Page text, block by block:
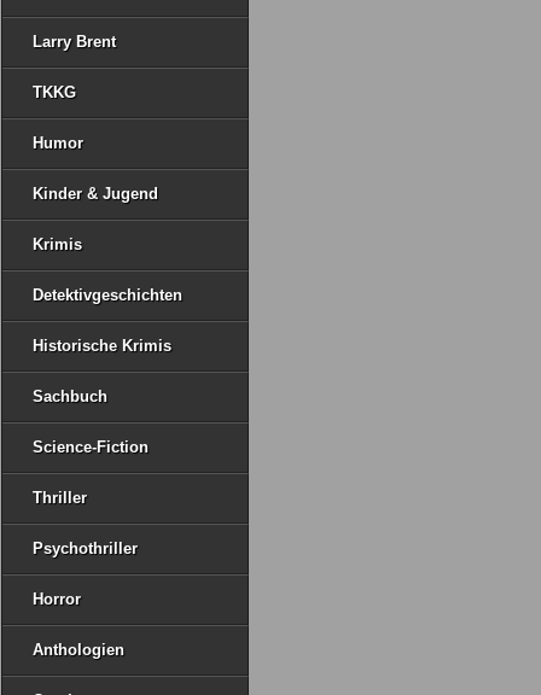
Larry Brent
TKKG
Humor
Kinder & Jugend
Krimis
Detektivgeschichten
Historische Krimis
Sachbuch
Science-Fiction
Thriller
Psychothriller
Horror
Anthologien